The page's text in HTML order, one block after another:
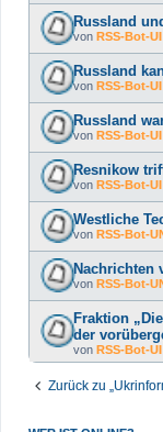
Russland
von RSS-Bot-UI
Russland
von RSS-Bot-UI
Russland
von RSS-Bot-UI
Resnikow
von RSS-Bot-UI
Westliche
von RSS-Bot-
Nachrichten
von RSS-Bot-
Fraktion
der
von RSS-Bot-UI
Zurück zu